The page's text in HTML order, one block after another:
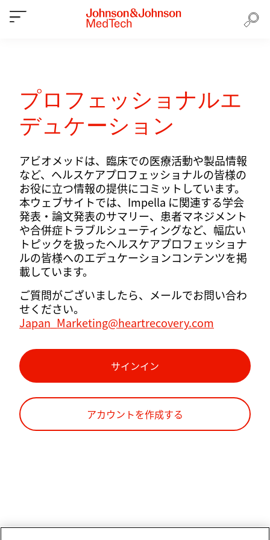
プロフェッショナルエ
デュケーション
アビオメッドは、臨床での医療活動や製品情報
など、ヘルスケアプロフェッショナルの皆様の
お役に立つ情報の提供にコミットしています。
本ウェブサイトでは、Impella に関連する学会
発表・論文発表のサマリー、患者マネジメント
や合併症トラブルシューティングなど、幅広い
トピックを扱ったヘルスケアプロフェッショナ
ルの皆様へのエデュケーションコンテンツを掲
載しています。
ご質問がございましたら、メールでお問い合わ
せください。
Japan_Marketing@heartrecovery.com